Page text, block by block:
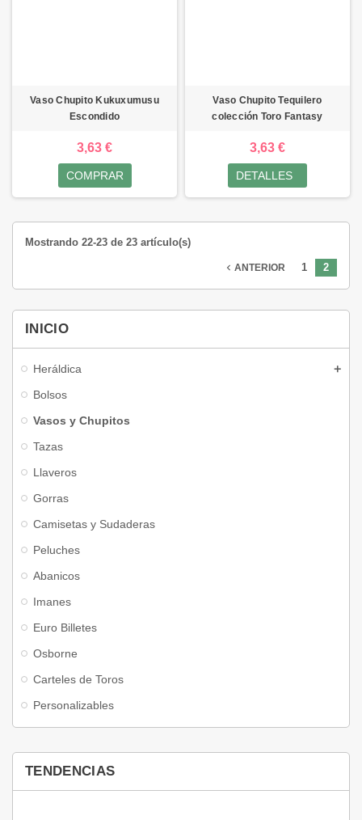
INICIO
Heráldica
Bolsos
Vasos y Chupitos
Tazas
Llaveros
Gorras
Camisetas y Sudaderas
Peluches
Abanicos
Imanes
Euro Billetes
Osborne
Carteles de Toros
Personalizables
TENDENCIAS
Vaso Chupito Kukuxumusu
Escondido
3,63 €
COMPRAR
Vaso Chupito Tequilero
colección Toro Fantasy
3,63 €
DETALLES
Mostrando 22-23 de 23 artículo(s)
navigate_before ANTERIOR 1 2